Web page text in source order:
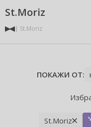
St.Moriz
St.Moriz
ПОКАЖИ ОТ:
St.Moriz